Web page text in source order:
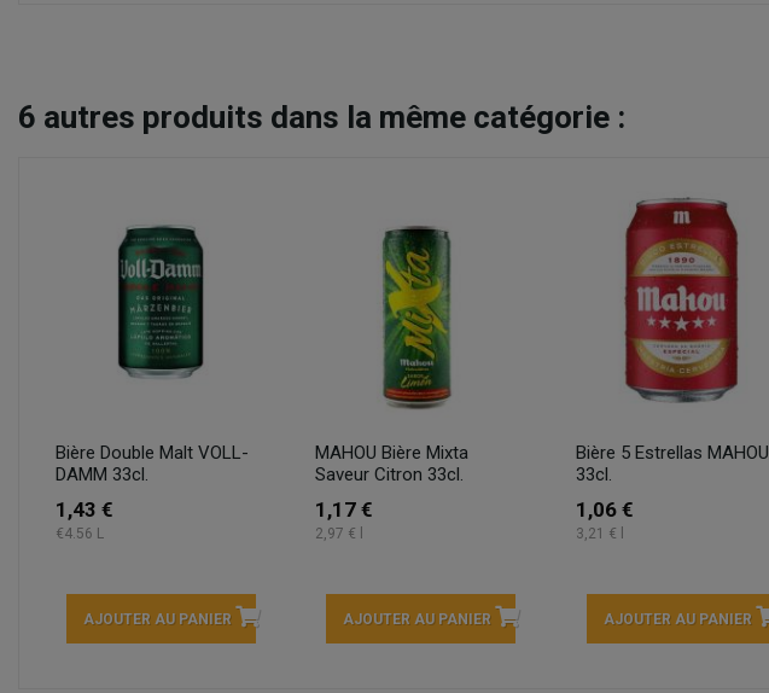
6 autres produits dans la même catégorie :
Bière Double Malt VOLL-
DAMM 33cl.
1,43 €
€4.56 L
AJOUTER AU PANIER
MAHOU Bière Mixta
Saveur Citron 33cl.
1,17 €
2,97 € l
AJOUTER AU PANIER
Bière 5 Estrellas MAHOU
33cl.
1,06 €
3,21 € l
AJOUTER AU PANIER